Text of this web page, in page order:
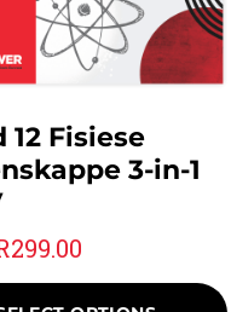
12 Fisiese
3-in-1
299.00